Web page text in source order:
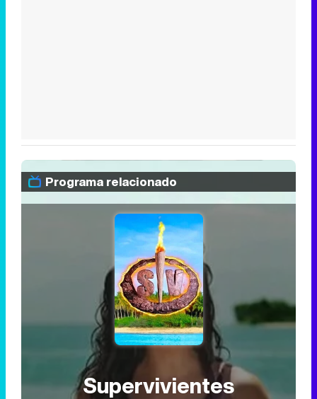
Programa relacionado
Supervivientes